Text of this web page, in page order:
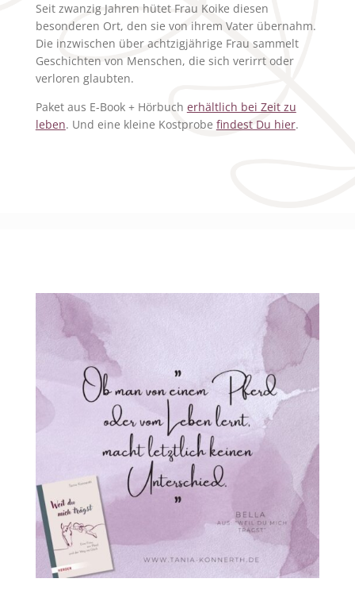
Seit zwanzig Jahren hütet Frau Koike diesen
besonderen Ort, den sie von ihrem Vater übernahm.
Die inzwischen über achtzigjährige Frau sammelt
Geschichten von Menschen, die sich verirrt oder
verloren glaubten.
Paket aus E-Book + Hörbuch erhältlich bei Zeit zu
leben. Und eine kleine Kostprobe findest Du hier.